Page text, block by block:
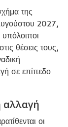
της
2027,
θέσεις τους,
σε επίπεδο
αλλαγή
οι